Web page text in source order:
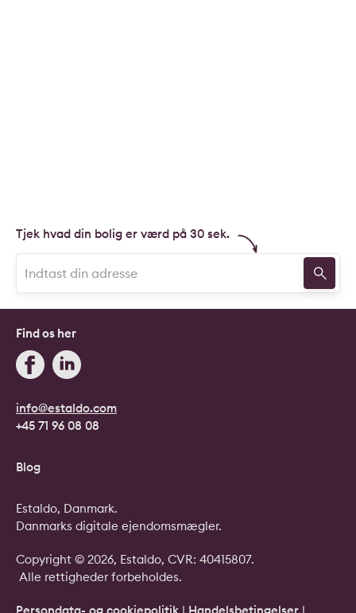
Tjek hvad din bolig er værd på 30 sek.
info@estaldo.com
+45 71 96 08 08
Find os her
Blog
Copyright © 2026, Estaldo, CVR: 40415807.
Alle rettigheder forbeholdes.
Persondata- og cookiepolitik | Handelsbetingelser |
Estaldo, Danmark.
Danmarks digitale ejendomsmægler.